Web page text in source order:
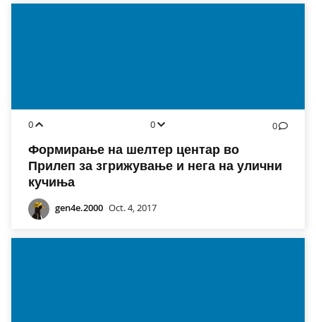
0 0 0
Формирање на шелтер центар во
Прилеп за згрижување и нега на улични
кучиња
gen4e.2000 Oct. 4, 2017